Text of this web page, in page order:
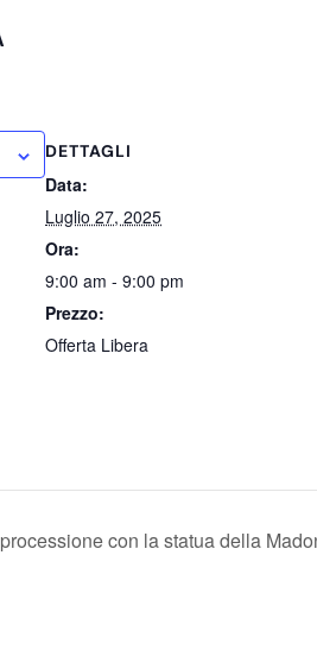
DETTAGLI
Data:
Luglio 27, 2025
Ora:
9:00 am - 9:00 pm
Prezzo:
Offerta Libera
con la statua della